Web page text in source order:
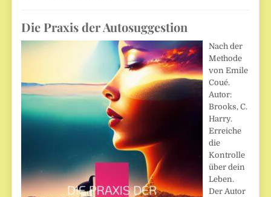
Die Praxis der Autosuggestion
Nach der
Methode
von Emile
Coué.
Autor:
Brooks, C.
Harry.
Erreiche
die
Kontrolle
über dein
Leben.
Der Autor